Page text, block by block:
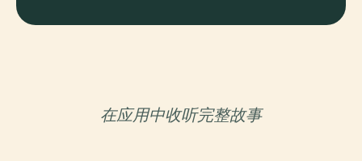
在应用中收听完整故事